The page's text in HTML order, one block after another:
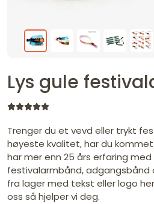
Lys gule
Trenger du et vevd eller trykt
høyeste kvalitet, har du
har mer enn 25 års erfaring
festivalarmbånd, adgangsbånd
fra lager med tekst eller logo
oss så hjelper vi deg.